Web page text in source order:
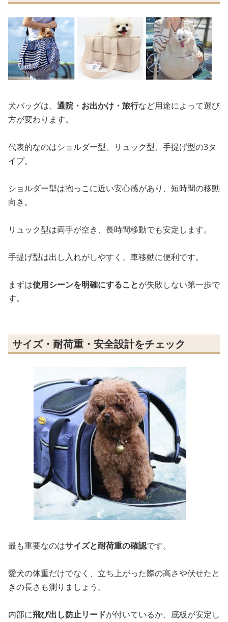
犬バッグは、 通院・お出かけ・旅行など用途によって選び
方が変わります。
代表的なのはショルダー型、リュック型、手提げ型の3タ
イプ。
ショルダー型は抱っこに近い安心感があり、短時間の移動
向き。
リュック型は両手が空き、長時間移動でも安定します。
手提げ型は出し入れがしやすく、車移動に便利です。
まずは使用シーンを明確にすることが失敗しない第一歩で
す。
サイズ・耐荷重・安全設計をチェック
最も重要なのはサイズと耐荷重の確認です。
愛犬の体重だけでなく、立ち上がった際の高さや伏せたと
きの長さも測りましょう。
内部に飛び出し防止リードが付いているか、底板が安定し